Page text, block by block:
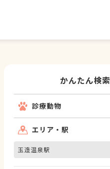
かんたん検索
診療動物
エリア・駅
玉造温泉駅